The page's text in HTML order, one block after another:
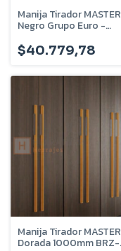
Manija Tirador MASTER
Negro Grupo Euro -
$40.779,78
Manija Tirador MASTER
Dorada 1000mm BRZ-